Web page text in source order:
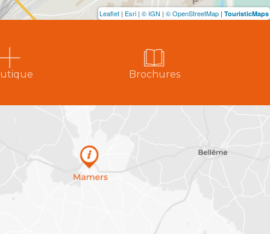
Leaflet | Esri | © IGN | © OpenStreetMap | TouristicMaps
Brochures